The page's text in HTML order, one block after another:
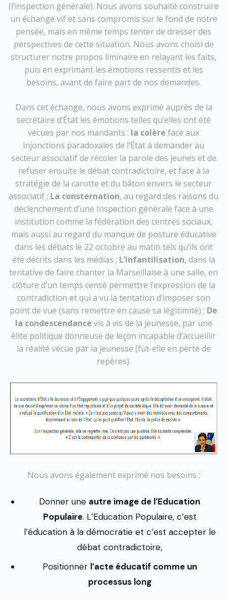
(l’inspection générale). Nous avons souhaité construire
un échange vif et sans compromis sur le fond de notre
pensée, mais en même temps tenter de dresser des
perspectives de cette situation. Nous avons choisi de
structurer notre propos liminaire en relayant les faits,
puis en exprimant les émotions ressentis et les
besoins, avant de faire part de nos demandes.
Dans cet échange, nous avons exprimé auprès de la
secrétaire d’État les émotions telles qu’elles ont été
vécues par nos mandants : la colère face aux
injonctions paradoxales de l’État à demander au
secteur associatif de récoler la parole des jeunes et de
refuser ensuite le débat contradictoire, et face à la
stratégie de la carotte et du bâton envers le secteur
associatif ; La consternation, au regard des raisons du
déclenchement d’une Inspection générale face à une
institution comme la fédération des centres sociaux,
mais aussi au regard du manque de posture éducative
dans les débats le 22 octobre au matin tels qu’ils ont
été décrits dans les médias ; L’infantilisation, dans la
tentative de faire chanter la Marseillaise à une salle, en
clôture d’un temps censé permettre l’expression de la
contradiction et qui a vu la tentation d’imposer son
point de vue (sans remettre en cause sa légitimité) ; De
la condescendance vis à vis de la jeunesse, par une
élite politique donneuse de leçon incapable d’accueillir
la réalité vécue par la jeunesse (fut-elle en perte de
repères).
Nous avons également exprimé nos besoins :
Donner une autre image de l’Education
Populaire. L’Education Populaire, c’est
l’éducation à la démocratie et c’est accepter le
débat contradictoire,
Positionner l’acte éducatif comme un
processus long